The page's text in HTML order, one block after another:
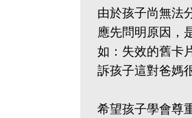
由於孩子尚無法
應先問明原因，
如：失效的舊卡
訴孩子這對爸媽
希望孩子學會尊